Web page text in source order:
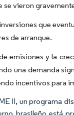
vieron
que
de arranque.
emisiones y la
una demanda
incentivos para
II, un programa